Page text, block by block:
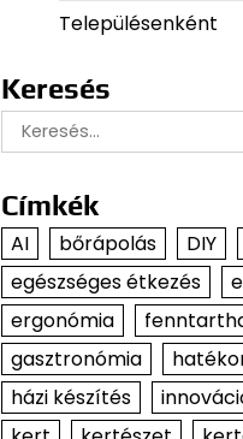
Településenként
Keresés
Keresés:
Címkék
AI bőrápolás DIY
egészséges étkezés
ergonómia
gasztronómia
házi készítés